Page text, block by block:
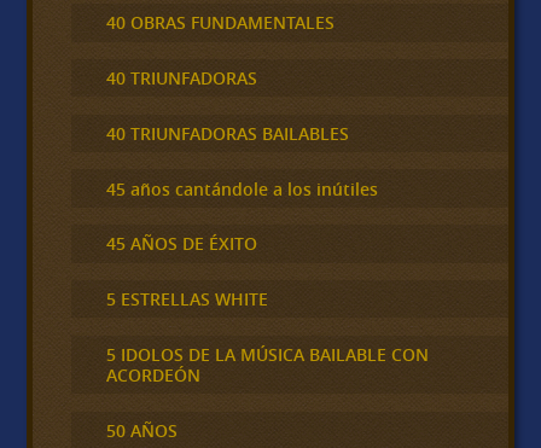
40 OBRAS FUNDAMENTALES
40 TRIUNFADORAS
40 TRIUNFADORAS BAILABLES
45 años cantándole a los inútiles
45 AÑOS DE ÉXITO
5 ESTRELLAS WHITE
5 IDOLOS DE LA MÚSICA BAILABLE CON
ACORDEÓN
50 AÑOS